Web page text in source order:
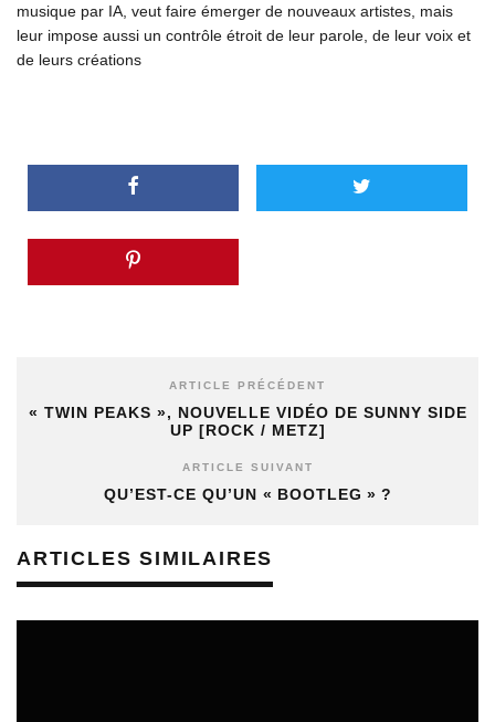
musique par IA, veut faire émerger de nouveaux artistes, mais
leur impose aussi un contrôle étroit de leur parole, de leur voix et
de leurs créations
ARTICLE PRÉCÉDENT
« TWIN PEAKS », NOUVELLE VIDÉO DE SUNNY SIDE
UP [ROCK / METZ]
ARTICLE SUIVANT
QU’EST-CE QU’UN « BOOTLEG » ?
ARTICLES SIMILAIRES